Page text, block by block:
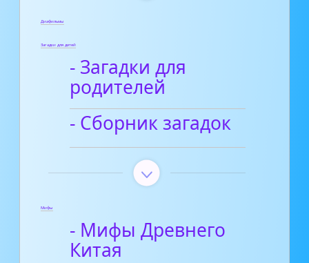
Диафильмы
Загадки для детей
- Загадки для
родителей
- Сборник загадок
Мифы
- Мифы Древнего
Китая